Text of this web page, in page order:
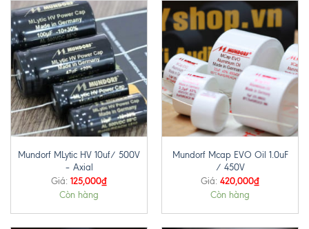
Mundorf MLytic HV 10uf/ 500V
– Axial
Giá: 125,000₫
Còn hàng
Mundorf Mcap EVO Oil 1.0uF
/ 450V
Giá: 420,000₫
Còn hàng